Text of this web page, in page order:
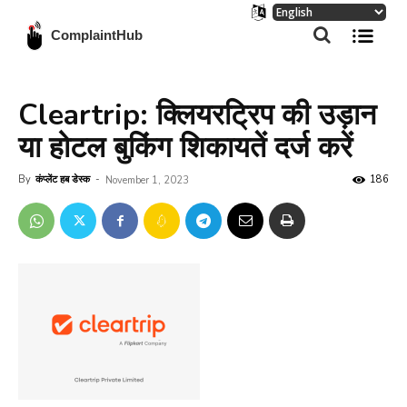
ComplaintHub
Cleartrip: क्लियरट्रिप की उड़ान
या होटल बुकिंग शिकायतें दर्ज करें
By कंप्लेंट हब डेस्क - November 1, 2023 186